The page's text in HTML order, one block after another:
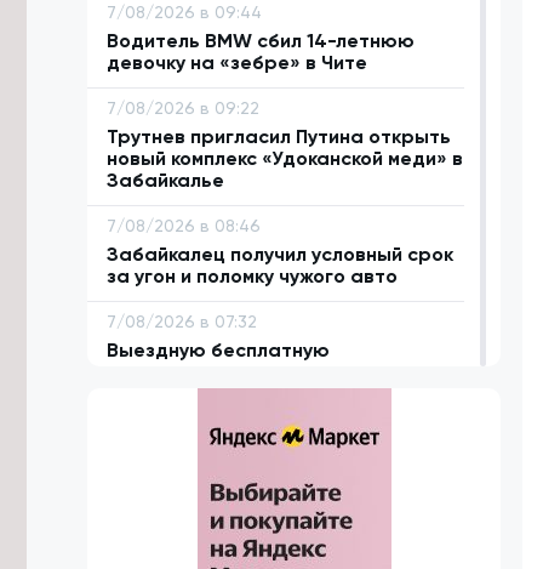
7/08/2026 в 09:44
Водитель BMW сбил 14-летнюю
девочку на «зебре» в Чите
7/08/2026 в 09:22
Трутнев пригласил Путина открыть
новый комплекс «Удоканской меди» в
Забайкалье
7/08/2026 в 08:46
Забайкалец получил условный срок
за угон и поломку чужого авто
7/08/2026 в 07:32
Выездную бесплатную
в двух селах Забайкалья
6/08/2026 в 23:09
участниками программы «Земский
6/08/2026 в 22:26